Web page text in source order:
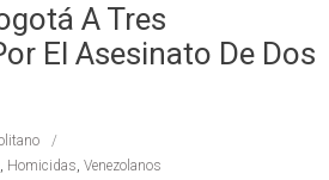
A Tres
El Asesinato De Dos
, Homicidas, Venezolanos